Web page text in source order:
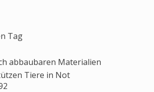
Tag
abbaubaren Materialien
Tiere in Not